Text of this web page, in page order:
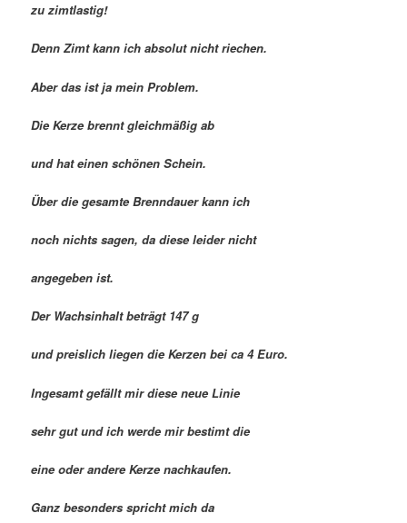
zu zimtlastig!
Denn Zimt kann ich absolut nicht riechen.
Aber das ist ja mein Problem.
Die Kerze brennt gleichmäßig ab
und hat einen schönen Schein.
Über die gesamte Brenndauer kann ich
noch nichts sagen, da diese leider nicht
angegeben ist.
Der Wachsinhalt beträgt 147 g
und preislich liegen die Kerzen bei ca 4 Euro.
Ingesamt gefällt mir diese neue Linie
sehr gut und ich werde mir bestimt die
eine oder andere Kerze nachkaufen.
Ganz besonders spricht mich da